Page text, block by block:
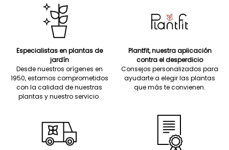
Especialistas en plantas de
jardín
Desde nuestros orígenes en
1950, estamos comprometidos
con la calidad de nuestras
plantas y nuestro servicio.
Plantfit, nuestra aplicación
contra el desperdicio
Consejos personalizados para
ayudarte a elegir las plantas
que más te convienen.